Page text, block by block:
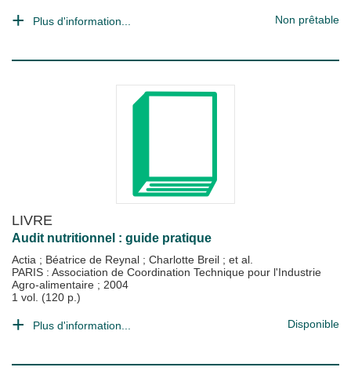
Plus d'information... Non prêtable
LIVRE
Audit nutritionnel : guide pratique
Actia ; Béatrice de Reynal ; Charlotte Breil ; et al.
PARIS : Association de Coordination Technique pour l'Industrie
Agro-alimentaire ; 2004
1 vol. (120 p.)
Plus d'information... Disponible